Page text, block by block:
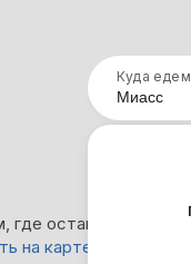
Куда едем
где остановиться в
на карте